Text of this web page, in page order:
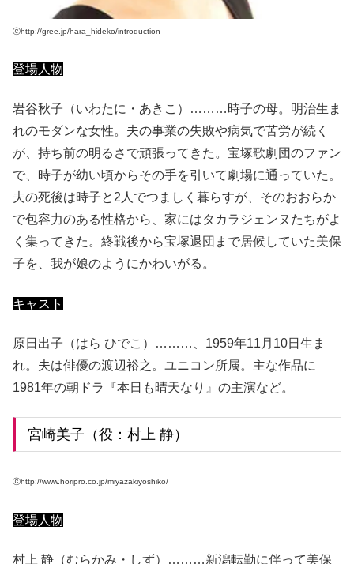
ⓒhttp://gree.jp/hara_hideko/introduction
登場人物
岩谷秋子（いわたに・あきこ）………時子の母。明治生ま
れのモダンな女性。夫の事業の失敗や病気で苦労が続く
が、持ち前の明るさで頑張ってきた。宝塚歌劇団のファン
で、時子が幼い頃からその手を引いて劇場に通っていた。
夫の死後は時子と2人でつましく暮らすが、そのおおらか
で包容力のある性格から、家にはタカラジェンヌたちがよ
く集ってきた。終戦後から宝塚退団まで居候していた美保
子を、我が娘のようにかわいがる。
キャスト
原日出子（はら ひでこ）………、1959年11月10日生ま
れ。夫は俳優の渡辺裕之。ユニコン所属。主な作品に
1981年の朝ドラ『本日も晴天なり』の主演など。
宮崎美子（役：村上 静）
ⓒhttp://www.horipro.co.jp/miyazakiyoshiko/
登場人物
村上 静（むらかみ・しず）………新潟転勤に伴って美保